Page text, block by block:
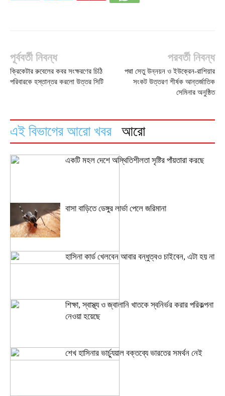
পূর্ববর্তী নিবন্ধ
ক্রিকেটার রুবেলের কবর সংক্ষরণের চিঠি
পরিবারকে হস্তান্তর করলো উত্তর সিটি
পরবর্তী নিবন্ধ
পদ্মা সেতু উন্নয়ন ও ইউক্রেন-রাশিয়ার
সংকট উত্তরণ শীর্ষক আন্তর্জাতিক
সেমিনার অনুষ্ঠিত
এই বিভাগের আরো খবর আরো
একটি মহল দেশে অস্থিতিশীলতা সৃষ্টির পাঁয়তারা করছে
বাসা বাড়িতে ডেঙ্গুর লার্ভা পেলে জরিমানা
হাসিনা কার্ড খেলবেন আবার বন্ধুত্বও চাইবেন, এটা হয় না
শিক্ষা, স্বাস্থ্য ও জ্বালানি খাতকে স্বনির্ভর করার পরিকল্পনা
নেওয়া হয়েছে
শেখ হাসিনার ভার্চ্যুয়াল বক্তব্যে ভারতের সমর্থন নেই